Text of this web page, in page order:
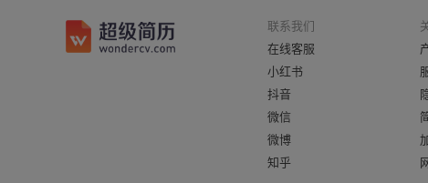
联系我们
在线客服
小红书
抖音
微信
微博
知乎